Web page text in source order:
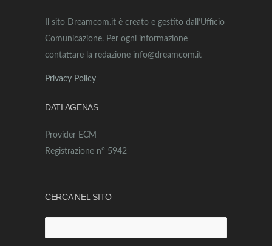
Il sito Dreamcom.it è creato e gestito dall’Ufficio
Comunicazione. Per ogni informazione
contattare la redazione info@dreamcom.it
Privacy Policy
DATI AGENAS
Provider ECM
Registrazione n° 5942
CERCA NEL SITO
per: